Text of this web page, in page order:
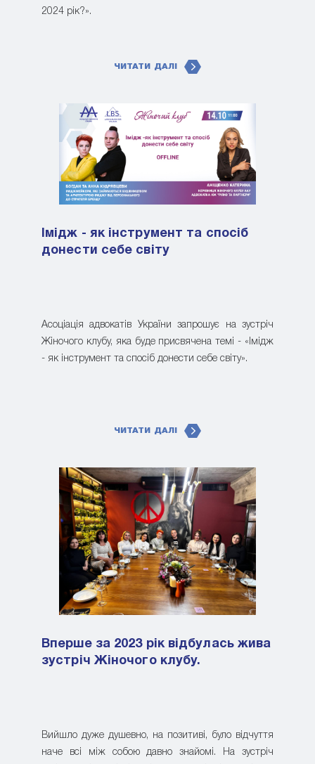
2024 рік?».
ЧИТАТИ ДАЛІ
Імідж - як інструмент та спосіб
донести себе світу
Асоціація адвокатів України запрошує на зустріч
Жіночого клубу, яка буде присвячена темі - «Імідж
- як інструмент та спосіб донести себе світу».
ЧИТАТИ ДАЛІ
Вперше за 2023 рік відбулась жива
зустріч Жіночого клубу.
Вийшло дуже душевно, на позитиві, було відчуття
наче всі між собою давно знайомі. На зустріч